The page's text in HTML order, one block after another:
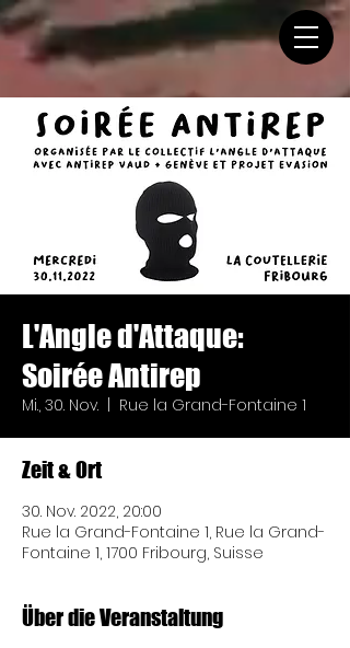
L'Angle d'Attaque:
Soirée Antirep
Mi., 30. Nov. Rue la Grand-Fontaine 1
Zeit & Ort
30. Nov. 2022, 20:00
Rue la Grand-Fontaine 1, Rue la Grand-
Fontaine 1, 1700 Fribourg, Suisse
Über die Veranstaltung